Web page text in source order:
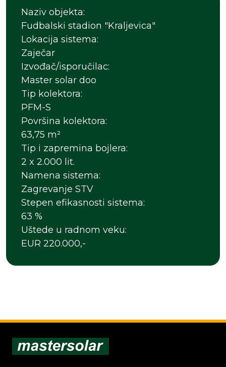
Naziv objekta:
Fudbalski stadion "Kraljevica"
Lokacija sistema:
Zaječar
Izvođač/isporučilac:
Master solar doo
Tip kolektora:
PFM-S
Površina kolektora:
63,75 m²
Tip i zapremina bojlera:
2 x 2.000 lit.
Namena sistema:
Zagrevanje STV
Stepen efikasnosti sistema:
63 %
Uštede u radnom veku:
EUR 220.000,-